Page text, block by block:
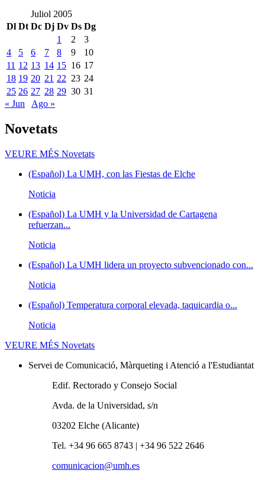
Juliol 2005
Dl Dt Dc Dj Dv Ds Dg
1
2
3
4
5 6 7 8 9
10
11 12 13 14 15 16 17
18 19 20 21 22 23 24
25 26 27 28 29 30 31
« Jun
Ago »
Novetats
VEURE MÉS Novetats
(Español) La UMH, con las Fiestas de Elche
Noticia
(Español) La UMH y la Universidad de Cartagena
refuerzan...
Noticia
(Español) La UMH lidera un proyecto subvencionado con...
Noticia
(Español) Temperatura corporal elevada, taquicardia o...
Noticia
VEURE MÉS Novetats
Servei de Comunicació, Màrqueting i Atenció a l'Estudiantat
Edif. Rectorado y Consejo Social
Avda. de la Universidad, s/n
03202 Elche (Alicante)
Tel. +34 96 665 8743 | +34 96 522 2646
comunicacion@umh.es